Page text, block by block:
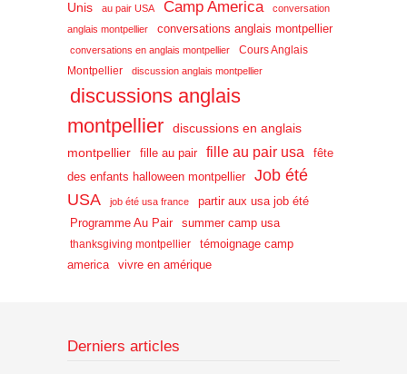
Unis
au pair USA Camp America
conversation
anglais montpellier
conversations anglais montpellier
conversations en anglais montpellier
Cours Anglais
Montpellier
discussion anglais montpellier
discussions anglais
montpellier
discussions en anglais
montpellier
fille au pair fille au pair usa
fête
des enfants halloween montpellier
Job été
USA
job été usa france
partir aux usa job été
Programme Au Pair
summer camp usa
thanksgiving montpellier
témoignage camp
america
vivre en amérique
Derniers articles